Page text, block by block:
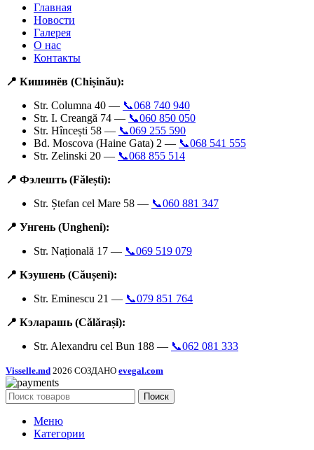
Главная
Новости
Галерея
О нас
Контакты
📍 Кишинёв (Chișinău):
Str. Columna 40 — 📞068 740 940
Str. I. Creangă 74 — 📞060 850 050
Str. Hîncești 58 — 📞069 255 590
Bd. Moscova (Haine Gata) 2 — 📞068 541 555
Str. Zelinski 20 — 📞068 855 514
📍 Фэлешть (Fălești):
Str. Ștefan cel Mare 58 — 📞060 881 347
📍 Унгень (Ungheni):
Str. Națională 17 — 📞069 519 079
📍 Кэушень (Căușeni):
Str. Eminescu 21 — 📞079 851 764
📍 Кэларашь (Călărași):
Str. Alexandru cel Bun 188 — 📞062 081 333
Visselle.md 2026 СОЗДАНО evegal.com
Поиск
Меню
Категории